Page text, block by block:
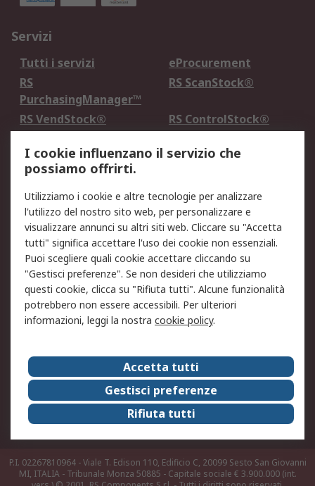
Servizi
Tutti i servizi
eProcurement
RS
PurchasingManager™
RS ScanStock®
RS VendStock®
RS ControlStock®
Legale
Informativa Cookie
Informativa Privacy -
Aggiornata
Email Security
Termini d'uso
Condizioni di vendita
Condizioni generali di
servizio
Etica e responsabilità
Chi Siamo
Chi Siamo
Contattaci
Supporto
ESG
Carriere
RS Group
Press Centre
Discovery: il Blog di RS
P.I. 02267810964 - Viale T. Edison 110, Edificio C, 20099 Sesto San Giovanni
MI, ITALIA - Tribunale Monza 50885 - Capitale sociale € 3.900.000 (int.
I cookie influenzano il servizio che
possiamo offrirti.
Utilizziamo i cookie e altre tecnologie per analizzare
l'utilizzo del nostro sito web, per personalizzare e
visualizzare annunci su altri siti web. Cliccare su "Accetta
tutti" significa accettare l'uso dei cookie non essenziali.
Puoi scegliere quali cookie accettare cliccando su
"Gestisci preferenze". Se non desideri che utilizziamo
questi cookie, clicca su "Rifiuta tutti". Alcune funzionalità
potrebbero non essere accessibili. Per ulteriori
informazioni, leggi la nostra cookie policy.
Accetta tutti
Gestisci preferenze
Rifiuta tutti